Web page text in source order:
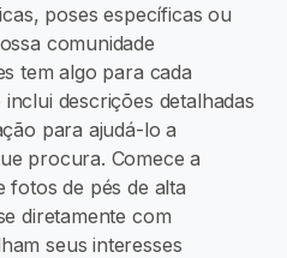
poses específicas ou
comunidade
tem algo para cada
descrições detalhadas
para ajudá-lo a
procura. Comece a
fotos de pés de alta
diretamente com
seus interesses